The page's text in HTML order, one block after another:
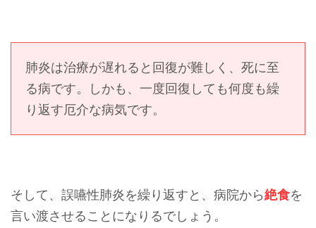
肺炎は治療が遅れると回復が難しく、死に至
る病です。しかも、一度回復しても何度も繰
り返す厄介な病気です。
そして、誤嚥性肺炎を繰り返すと、病院から絶食を
言い渡させることになりるでしょう。